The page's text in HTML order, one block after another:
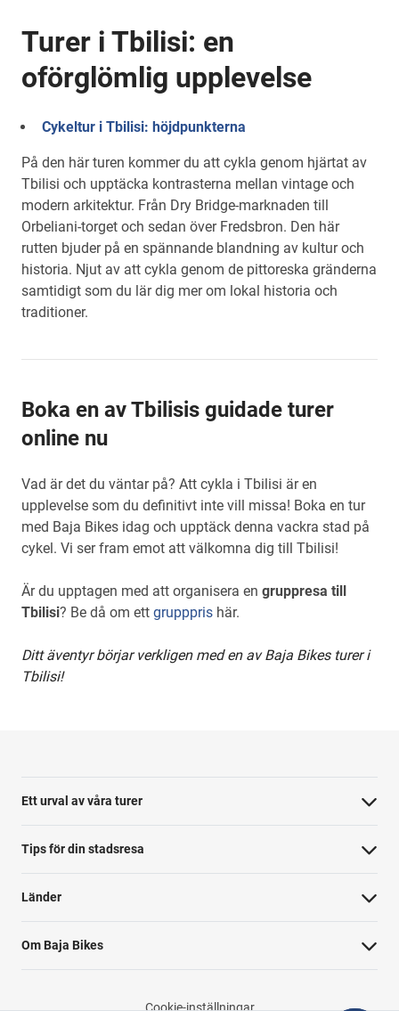
Turer i Tbilisi: en
oförglömlig upplevelse
Cykeltur i Tbilisi: höjdpunkterna
På den här turen kommer du att cykla genom hjärtat av
Tbilisi och upptäcka kontrasterna mellan vintage och
modern arkitektur. Från Dry Bridge-marknaden till
Orbeliani-torget och sedan över Fredsbron. Den här
rutten bjuder på en spännande blandning av kultur och
historia. Njut av att cykla genom de pittoreska gränderna
samtidigt som du lär dig mer om lokal historia och
traditioner.
Boka en av Tbilisis guidade turer
online nu
Vad är det du väntar på? Att cykla i Tbilisi är en
upplevelse som du definitivt inte vill missa! Boka en tur
med Baja Bikes idag och upptäck denna vackra stad på
cykel. Vi ser fram emot att välkomna dig till Tbilisi!
Är du upptagen med att organisera en gruppresa till
Tbilisi? Be då om ett grupppris här.
Ditt äventyr börjar verkligen med en av Baja Bikes turer i
Tbilisi!
Ett urval av våra turer
Tips för din stadsresa
Länder
Om Baja Bikes
Cookie-inställningar